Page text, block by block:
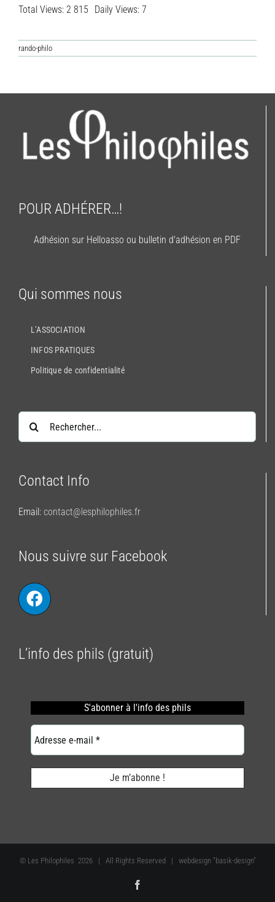
Total Views: 2 815 Daily Views: 7
rando-philo
POUR ADHÉRER…!
Adhésion sur Helloasso ou bulletin d'adhésion en PDF
Qui sommes nous
L’ASSOCIATION
INFOS PRATIQUES
Politique de confidentialité
Rechercher:
Contact Info
Email: contact@lesphilophiles.fr
Nous suivre sur Facebook
L’info des phils (gratuit)
S'abonner à l'info des phils
© Les Philophiles 2026 | All Rights Reserved | webdesign "basik-design"
Facebook